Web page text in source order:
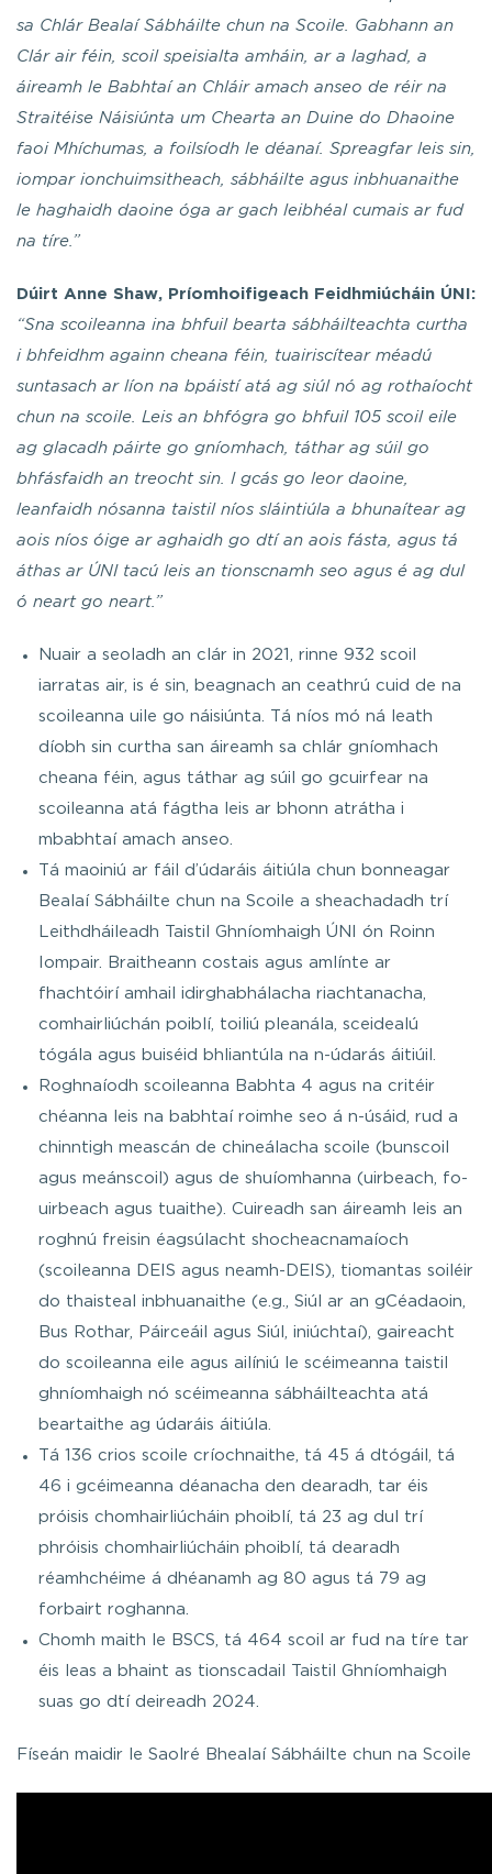
sa Chlár Bealaí Sábháilte chun na Scoile. Gabhann an
Clár air féin, scoil speisialta amháin, ar a laghad, a
áireamh le Babhtaí an Chláir amach anseo de réir na
Straitéise Náisiúnta um Chearta an Duine do Dhaoine
faoi Mhíchumas, a foilsíodh le déanaí. Spreagfar leis sin,
iompar ionchuimsitheach, sábháilte agus inbhuanaithe
le haghaidh daoine óga ar gach leibhéal cumais ar fud
na tíre.”
Dúirt Anne Shaw, Príomhoifigeach Feidhmiúcháin ÚNI:
“Sna scoileanna ina bhfuil bearta sábháilteachta curtha
i bhfeidhm againn cheana féin, tuairiscítear méadú
suntasach ar líon na bpáistí atá ag siúl nó ag rothaíocht
chun na scoile. Leis an bhfógra go bhfuil 105 scoil eile
ag glacadh páirte go gníomhach, táthar ag súil go
bhfásfaidh an treocht sin. I gcás go leor daoine,
leanfaidh nósanna taistil níos sláintiúla a bhunaítear ag
aois níos óige ar aghaidh go dtí an aois fásta, agus tá
áthas ar ÚNI tacú leis an tionscnamh seo agus é ag dul
ó neart go neart.”
Nuair a seoladh an clár in 2021, rinne 932 scoil
iarratas air, is é sin, beagnach an ceathrú cuid de na
scoileanna uile go náisiúnta. Tá níos mó ná leath
díobh sin curtha san áireamh sa chlár gníomhach
cheana féin, agus táthar ag súil go gcuirfear na
scoileanna atá fágtha leis ar bhonn atrátha i
mbabhtaí amach anseo.
Tá maoiniú ar fáil d’údaráis áitiúla chun bonneagar
Bealaí Sábháilte chun na Scoile a sheachadadh trí
Leithdháileadh Taistil Ghníomhaigh ÚNI ón Roinn
Iompair. Braitheann costais agus amlínte ar
fhachtóirí amhail idirghabhálacha riachtanacha,
comhairliúchán poiblí, toiliú pleanála, sceidealú
tógála agus buiséid bhliantúla na n-údarás áitiúil.
Roghnaíodh scoileanna Babhta 4 agus na critéir
chéanna leis na babhtaí roimhe seo á n-úsáid, rud a
chinntigh meascán de chineálacha scoile (bunscoil
agus meánscoil) agus de shuíomhanna (uirbeach, fo-
uirbeach agus tuaithe). Cuireadh san áireamh leis an
roghnú freisin éagsúlacht shocheacnamaíoch
(scoileanna DEIS agus neamh-DEIS), tiomantas soiléir
do thaisteal inbhuanaithe (e.g., Siúl ar an gCéadaoin,
Bus Rothar, Páirceáil agus Siúl, iniúchtaí), gaireacht
do scoileanna eile agus ailíniú le scéimeanna taistil
ghníomhaigh nó scéimeanna sábháilteachta atá
beartaithe ag údaráis áitiúla.
Tá 136 crios scoile críochnaithe, tá 45 á dtógáil, tá
46 i gcéimeanna déanacha den dearadh, tar éis
próisis chomhairliúcháin phoiblí, tá 23 ag dul trí
phróisis chomhairliúcháin phoiblí, tá dearadh
réamhchéime á dhéanamh ag 80 agus tá 79 ag
forbairt roghanna.
Chomh maith le BSCS, tá 464 scoil ar fud na tíre tar
éis leas a bhaint as tionscadail Taistil Ghníomhaigh
suas go dtí deireadh 2024.
Físeán maidir le Saolré Bhealaí Sábháilte chun na Scoile